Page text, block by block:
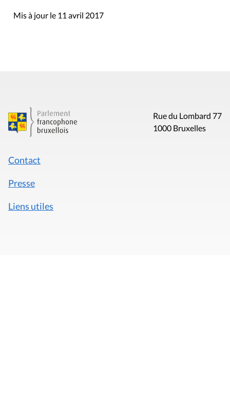
Mis à jour le 11 avril 2017
Rue du Lombard 77
1000 Bruxelles
Contact
Presse
Liens utiles